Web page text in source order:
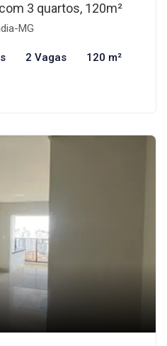
3 quartos, 120m²
MG
2 Vagas 120 m²